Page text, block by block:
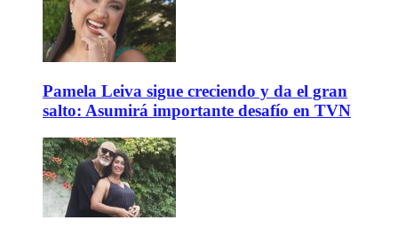
Pamela Leiva sigue creciendo y da el gran
salto: Asumirá importante desafío en TVN